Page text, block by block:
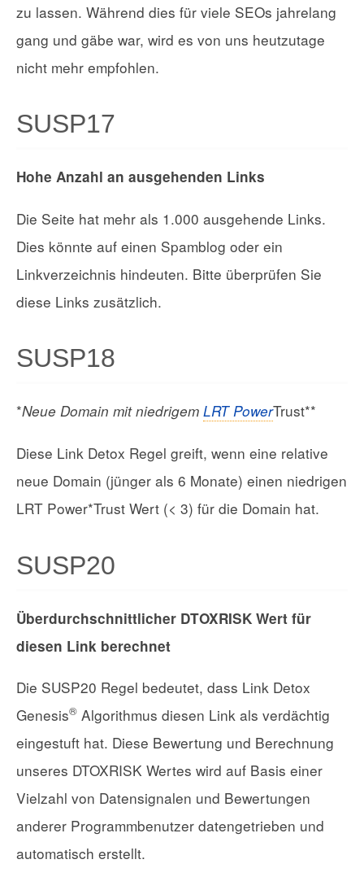
zu lassen. Während dies für viele SEOs jahrelang
gang und gäbe war, wird es von uns heutzutage
nicht mehr empfohlen.
SUSP17
Hohe Anzahl an ausgehenden Links
Die Seite hat mehr als 1.000 ausgehende Links.
Dies könnte auf einen Spamblog oder ein
Linkverzeichnis hindeuten. Bitte überprüfen Sie
diese Links zusätzlich.
SUSP18
*Neue Domain mit niedrigem LRT PowerTrust**
Diese Link Detox Regel greift, wenn eine relative
neue Domain (jünger als 6 Monate) einen niedrigen
LRT Power*Trust Wert (< 3) für die Domain hat.
SUSP20
Überdurchschnittlicher DTOXRISK Wert für
diesen Link berechnet
Die SUSP20 Regel bedeutet, dass Link Detox
Genesis® Algorithmus diesen Link als verdächtig
eingestuft hat. Diese Bewertung und Berechnung
unseres DTOXRISK Wertes wird auf Basis einer
Vielzahl von Datensignalen und Bewertungen
anderer Programmbenutzer datengetrieben und
automatisch erstellt.